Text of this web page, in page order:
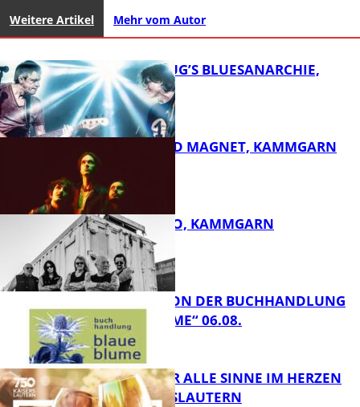
Weitere Artikel Mehr vom Autor
THOMAS BLUG’S BLUESANARCHIE,
KAMMGARN
FB Kultur
DIRTY SOUND MAGNET, KAMMGARN
ROSE TATTOO, KAMMGARN
LESETIPPS VON DER BUCHHANDLUNG
„BLAUE BLUME“ 06.08.
GENÜSSE FÜR ALLE SINNE IM HERZEN
VON KAISERSLAUTERN